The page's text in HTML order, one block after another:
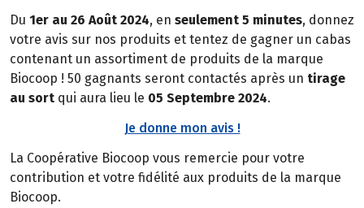
Du 1er au 26 Août 2024, en seulement 5 minutes, donnez
votre avis sur nos produits et tentez de gagner un cabas
contenant un assortiment de produits de la marque
Biocoop ! 50 gagnants seront contactés après un tirage
au sort qui aura lieu le 05 Septembre 2024.
Je donne mon avis !
La Coopérative Biocoop vous remercie pour votre
contribution et votre fidélité aux produits de la marque
Biocoop.